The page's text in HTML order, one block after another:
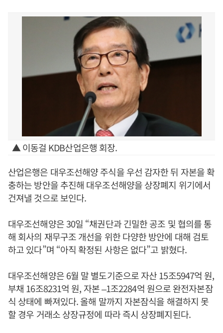
▲ 이동걸 KDB산업은행 회장.
산업은행은 대우조선해양 주식을 우선 감자한 뒤 자본을 확
충하는 방안을 추진해 대우조선해양을 상장폐지 위기에서
건져낼 것으로 보인다.
대우조선해양은 30일 “채권단과 긴밀한 공조 및 협의를 통
해 회사의 재무구조 개선을 위한 다양한 방안에 대해 검토
하고 있다”며 “아직 확정된 사항은 없다”고 밝혔다.
대우조선해양은 6월 말 별도기준으로 자산 15조5947억 원,
부채 16조8231억 원, 자본 –1조2284억 원으로 완전자본잠
식 상태에 빠져있다. 올해 말까지 자본잠식을 해결하지 못
할 경우 거래소 상장규정에 따라 즉시 상장폐지된다.